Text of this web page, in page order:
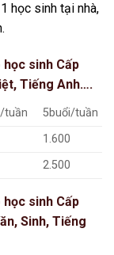
1 học sinh tại nhà,
sinh Cấp
Tiếng Anh….
tuần
5buổi/tuần
1.600
2.500
sinh Cấp
Sinh, Tiếng